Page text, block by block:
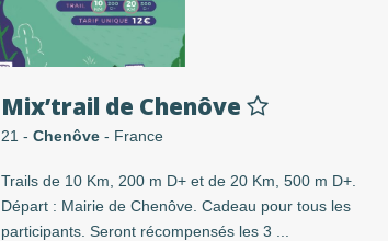
Mix’trail de Chenôve
21 - Chenôve - France
Trails de 10 Km, 200 m D+ et de 20 Km, 500 m D+.
Départ : Mairie de Chenôve. Cadeau pour tous les
participants. Seront récompensés les 3 ...